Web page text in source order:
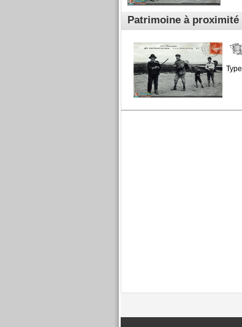
Patrimoine à proximité